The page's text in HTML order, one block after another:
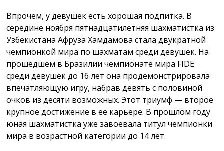
Впрочем, у девушек есть хорошая подпитка. В
середине ноября пятнадцатилетняя шахматистка из
Узбекистана Афруза Хамдамова стала двукратной
чемпионкой мира по шахматам среди девушек. На
прошедшем в Бразилии чемпионате мира FIDE
среди девушек до 16 лет она продемонстрировала
впечатляющую игру, набрав девять с половиной
очков из десяти возможных. Этот триумф — второе
крупное достижение в её карьере. В прошлом году
юная шахматистка уже завоевала титул чемпионки
мира в возрастной категории до 14 лет.